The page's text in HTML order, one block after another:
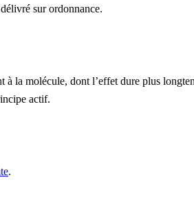
sur ordonnance.
la molécule, dont l’effet dure plus
actif.
.